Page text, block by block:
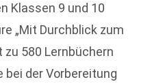
Klassen 9 und 10
„Mit Durchblick zum
580 Lernbüchern
bei der Vorbereitung